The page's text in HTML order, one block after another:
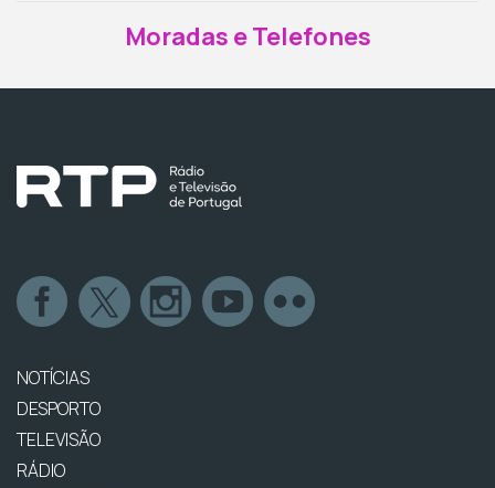
Moradas e Telefones
NOTÍCIAS
DESPORTO
TELEVISÃO
RÁDIO